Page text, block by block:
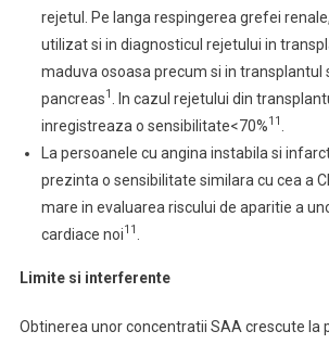
rejetul. Pe langa respingerea grefei
utilizat si in diagnosticul rejetului in
maduva osoasa precum si in transplantul
pancreas1
. In cazul rejetului din
inregistreaza o sensibilitate<70%11
La persoanele cu angina instabila si
prezinta o sensibilitate similara cu cea a
mare in evaluarea riscului de aparitie a
cardiace noi11
Limite si interferente
Obtinerea unor concentratii SAA crescute la